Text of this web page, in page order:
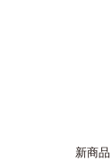
新商品